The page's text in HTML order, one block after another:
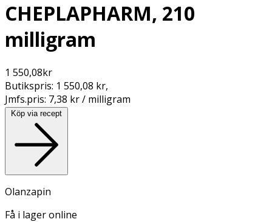
CHEPLAPHARM, 210
milligram
1 550,08kr
Butikspris: 1 550,08 kr,
Jmfs.pris: 7,38 kr / milligram
Köp via recept
Olanzapin
Få i lager online